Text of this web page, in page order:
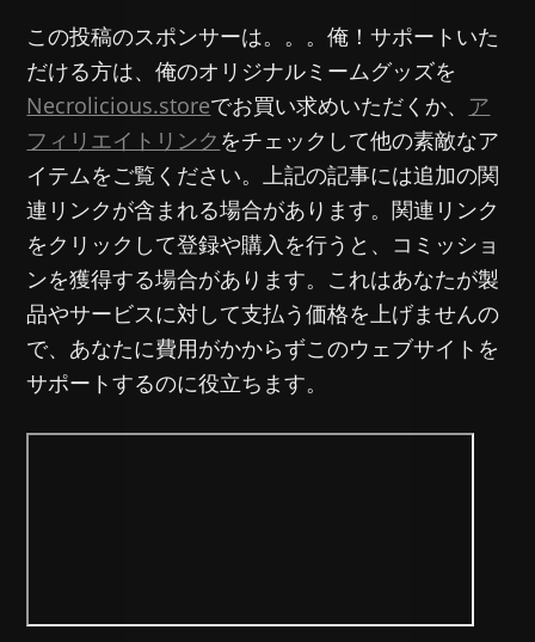
この投稿のスポンサーは。。。俺！サポートいた
だける方は、俺のオリジナルミームグッズを
Necrolicious.storeでお買い求めいただくか、 ア
フィリエイトリンク をチェックして他の素敵なア
イテムをご覧ください。上記の記事には追加の関
連リンクが含まれる場合があります。関連リンク
をクリックして登録や購入を行うと、コミッショ
ンを獲得する場合があります。これはあなたが製
品やサービスに対して支払う価格を上げませんの
で、あなたに費用がかからずこのウェブサイトを
サポートするのに役立ちます。